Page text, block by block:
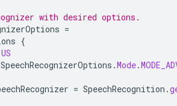
with desired options.
=
{
US
SpeechRecognizerOptions .Mode.
= SpeechRecognition .